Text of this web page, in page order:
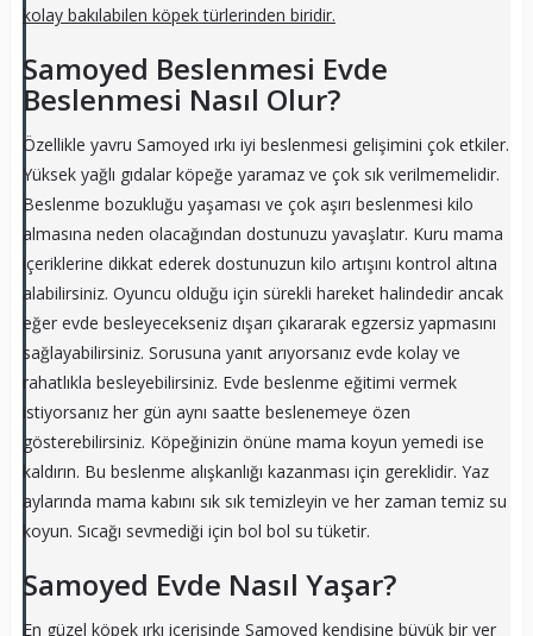
kolay bakılabilen köpek türlerinden biridir.
Samoyed Beslenmesi Evde
Beslenmesi Nasıl Olur?
Özellikle yavru Samoyed ırkı iyi beslenmesi gelişimini çok etkiler.
Yüksek yağlı gıdalar köpeğe yaramaz ve çok sık verilmemelidir.
Beslenme bozukluğu yaşaması ve çok aşırı beslenmesi kilo
almasına neden olacağından dostunuzu yavaşlatır. Kuru mama
içeriklerine dikkat ederek dostunuzun kilo artışını kontrol altına
alabilirsiniz. Oyuncu olduğu için sürekli hareket halindedir ancak
eğer evde besleyecekseniz dışarı çıkararak egzersiz yapmasını
sağlayabilirsiniz. Sorusuna yanıt arıyorsanız evde kolay ve
rahatlıkla besleyebilirsiniz. Evde beslenme eğitimi vermek
istiyorsanız her gün aynı saatte beslenemeye özen
gösterebilirsiniz. Köpeğinizin önüne mama koyun yemedi ise
kaldırın. Bu beslenme alışkanlığı kazanması için gereklidir. Yaz
aylarında mama kabını sık sık temizleyin ve her zaman temiz su
koyun. Sıcağı sevmediği için bol bol su tüketir.
Samoyed Evde Nasıl Yaşar?
En güzel köpek ırkı içerisinde Samoyed kendisine büyük bir yer